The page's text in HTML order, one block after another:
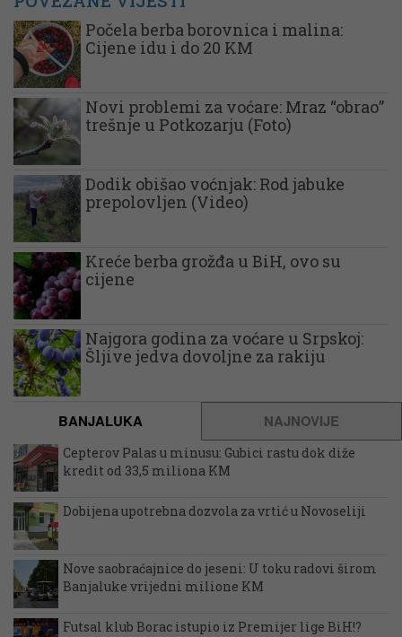
Počela berba borovnica i malina:
Cijene idu i do 20 KM
Novi problemi za voćare: Mraz “obrao”
trešnje u Potkozarju (Foto)
Dodik obišao voćnjak: Rod jabuke
prepolovljen (Video)
Kreće berba grožđa u BiH, ovo su
cijene
Najgora godina za voćare u Srpskoj:
Šljive jedva dovoljne za rakiju
BANJALUKA NAJNOVIJE
Cepterov Palas u minusu: Gubici rastu dok diže
kredit od 33,5 miliona KM
Dobijena upotrebna dozvola za vrtić u Novoseliji
Nove saobraćajnice do jeseni: U toku radovi širom
Banjaluke vrijedni milione KM
Futsal klub Borac istupio iz Premijer lige BiH!?